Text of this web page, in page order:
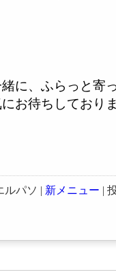
に、ふらっと寄
お待ちしており
ルパソ | 新メニュー |